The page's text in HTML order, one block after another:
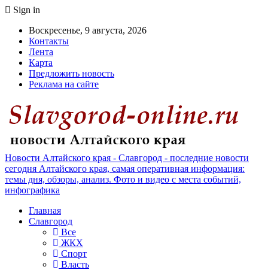
Sign in
Воскресенье, 9 августа, 2026
Контакты
Лента
Карта
Предложить новость
Реклама на сайте
Новости Алтайского края - Славгород - последние новости
сегодня Алтайского края, самая оперативная информация:
темы дня, обзоры, анализ. Фото и видео с места событий,
инфографика
Главная
Славгород
Все
ЖКХ
Спорт
Власть